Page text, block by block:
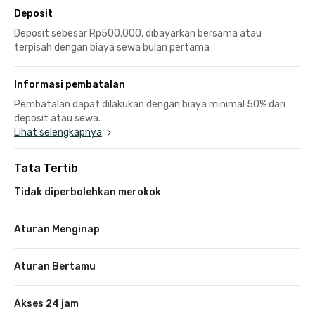
Deposit
Deposit sebesar Rp500.000, dibayarkan bersama atau
terpisah dengan biaya sewa bulan pertama
Informasi pembatalan
Pembatalan dapat dilakukan dengan biaya minimal 50% dari
deposit atau sewa.
Lihat selengkapnya
Tata Tertib
Tidak diperbolehkan merokok
Aturan Menginap
Aturan Bertamu
Akses 24 jam